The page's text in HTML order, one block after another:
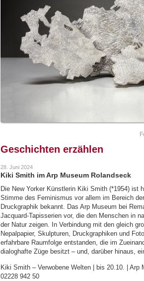
Geschichten erzählen
28. Juni 2024
Kiki Smith im Arp Museum Rolandseck
Die New Yorker Künstlerin Kiki Smith (*1954) ist
Stimme des Feminismus vor allem im Bereich
Druckgraphik bekannt. Das Arp Museum bei
Jacquard-Tapisserien vor, die den Menschen in
der Natur zeigen. In Verbindung mit den gleich
Nepalpapier, Skulpturen, Druckgraphiken und
erfahrbare Raumfolge entstanden, die im
dialoghafte Züge besitzt – und, darüber hinaus,
Kiki Smith – Verwobene Welten | bis 20.10. | Arp
02228 942 50